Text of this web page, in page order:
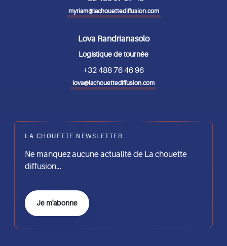
myriam@lachouettediffusion.com
Lova Randrianasolo
Logistique de tournée
+32 488 76 46 96
lova@lachouettediffusion.com
LA CHOUETTE NEWSLETTER
Ne manquez aucune actualité de La chouette
diffusion…
Je m'abonne